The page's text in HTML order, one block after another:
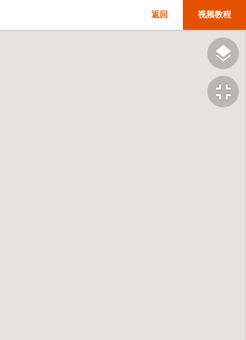
视频教程
返回
fullscreen_exit